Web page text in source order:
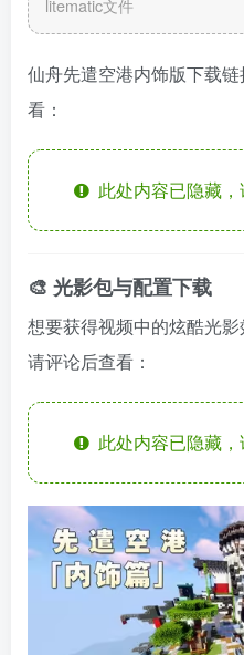
litematic文件
仙舟先遣空港内饰版下载
看：
此处内容已隐藏
🎨 光影包与配置下载
想要获得视频中的炫酷光
请评论后查看：
此处内容已隐藏